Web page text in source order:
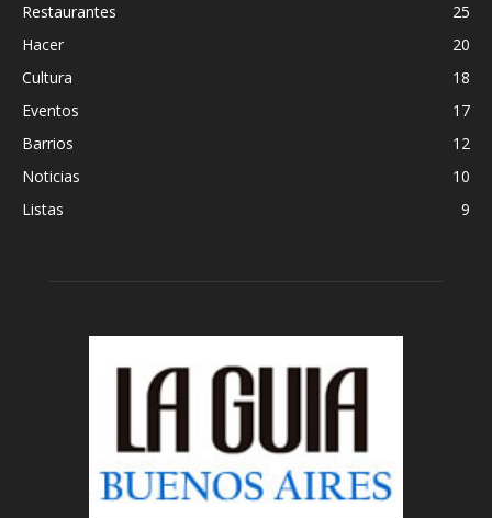
Restaurantes
25
Hacer
20
Cultura
18
Eventos
17
Barrios
12
Noticias
10
Listas
9